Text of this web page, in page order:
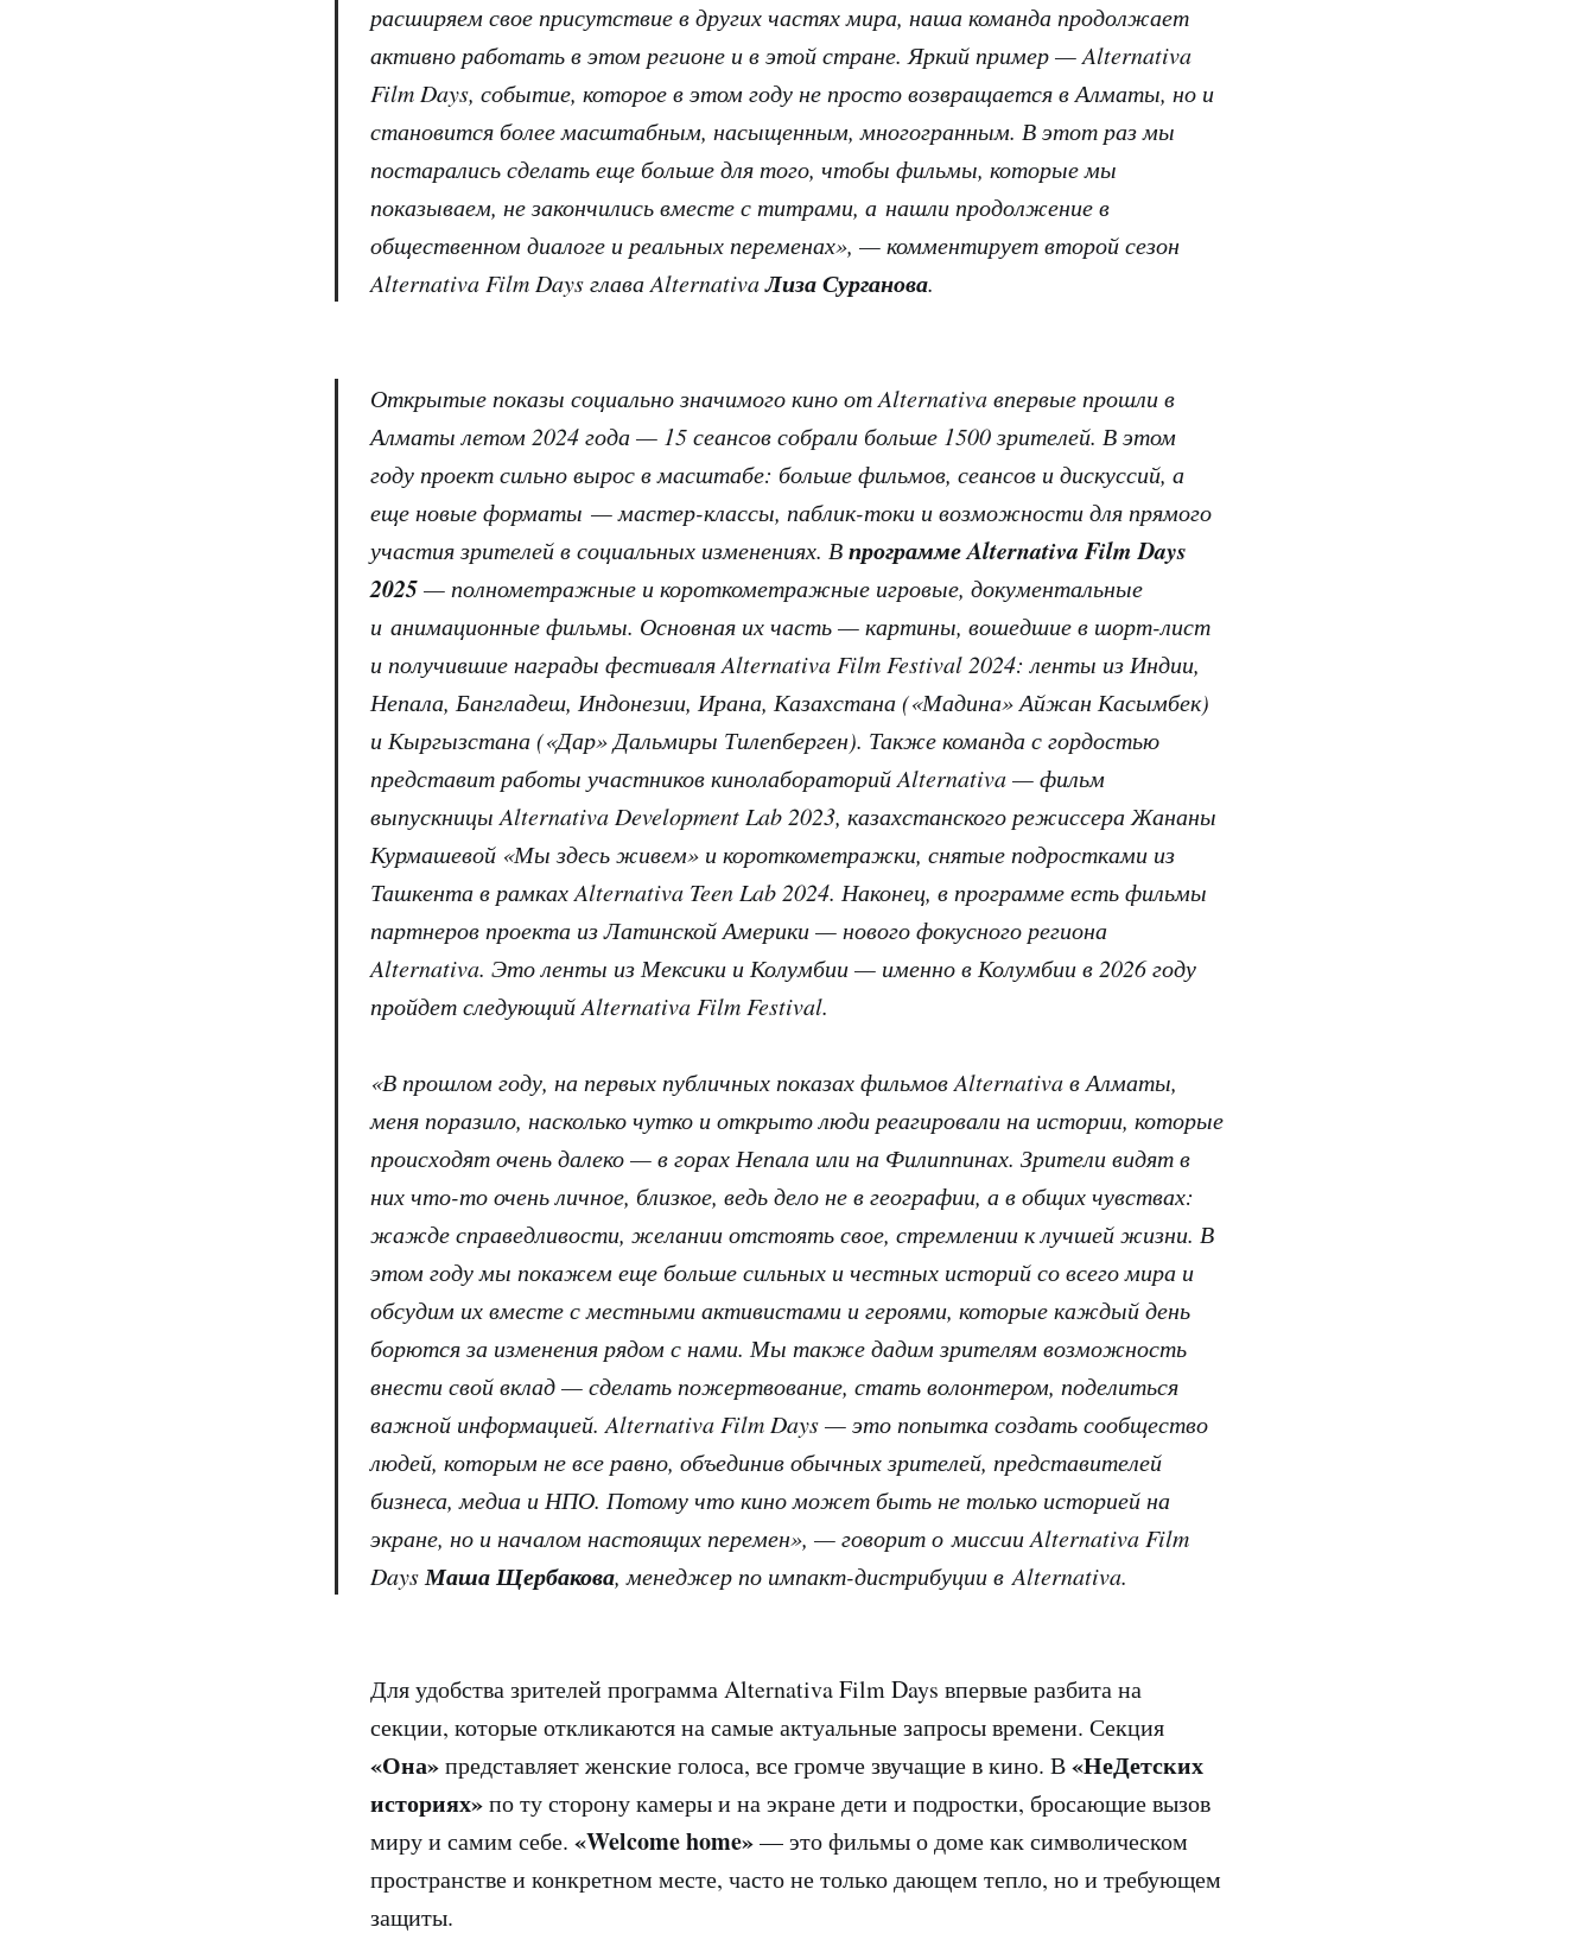
расширяем свое присутствие в других частях мира, наша команда продолжает
активно работать в этом регионе и в этой стране. Яркий пример — Alternativa
Film Days, событие, которое в этом году не просто возвращается в Алматы, но и
становится более масштабным, насыщенным, многогранным. В этот раз мы
постарались сделать еще больше для того, чтобы фильмы, которые мы
показываем, не закончились вместе с титрами, а нашли продолжение в
общественном диалоге и реальных переменах», — комментирует второй сезон
Alternativa Film Days глава AlternativaЛиза Сурганова.
Открытые показы социально значимого кино от Alternativa впервые прошли в
Алматы летом 2024 года — 15 сеансов собрали больше 1500 зрителей. В этом
году проект сильно вырос в масштабе: больше фильмов, сеансов и дискуссий, а
еще новые форматы — мастер-классы, паблик-токи и возможности для прямого
участия зрителей в социальных изменениях. Впрограмме Alternativa Film Days
2025— полнометражные и короткометражные игровые, документальные
и анимационные фильмы. Основная их часть — картины, вошедшие в шорт-лист
и получившие награды фестиваля Alternativa Film Festival 2024: ленты из Индии,
Непала, Бангладеш, Индонезии, Ирана, Казахстана («Мадина» Айжан Касымбек)
и Кыргызстана («Дар» Дальмиры Тилепберген). Также команда с гордостью
представит работы участников кинолабораторий Alternativa — фильм
выпускницы Alternativa Development Lab 2023, казахстанского режиссера Жананы
Курмашевой «Мы здесь живем» и короткометражки, снятые подростками из
Ташкента в рамках Alternativa Teen Lab 2024. Наконец, в программе есть фильмы
партнеров проекта из Латинской Америки — нового фокусного региона
Alternativa. Это ленты из Мексики и Колумбии — именно в Колумбии в 2026 году
пройдет следующий Alternativa Film Festival.
«В прошлом году, на первых публичных показах фильмов Alternativa в Алматы,
меня поразило, насколько чутко и открыто люди реагировали на истории, которые
происходят очень далеко — в горах Непала или на Филиппинах. Зрители видят в
них что-то очень личное, близкое, ведь дело не в географии, а в общих чувствах:
жажде справедливости, желании отстоять свое, стремлении к лучшей жизни. В
этом году мы покажем еще больше сильных и честных историй со всего мира и
обсудим их вместе с местными активистами и героями, которые каждый день
борются за изменения рядом с нами. Мы также дадим зрителям возможность
внести свой вклад — сделать пожертвование, стать волонтером, поделиться
важной информацией. Alternativa Film Days — это попытка создать сообщество
людей, которым не все равно, объединив обычных зрителей, представителей
бизнеса, медиа и НПО. Потому что кино может быть не только историей на
экране, но и началом настоящих перемен», — говорит о миссии Alternativa Film
Days Маша Щербакова, менеджер по импакт-дистрибуции в Alternativa.
Для удобства зрителей программа Alternativa Film Days впервые разбита на
секции, которые откликаются на самые актуальные запросы времени. Секция
«Она»представляет женские голоса, все громче звучащие в кино. В«НеДетских
историях»по ту сторону камеры и на экране дети и подростки, бросающие вызов
миру и самим себе. «Welcome home»— это фильмы о доме как символическом
пространстве и конкретном месте, часто не только дающем тепло, но и требующем
защиты.